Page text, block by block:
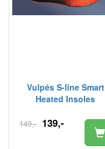
Vulpés S-line Smart
Heated Insoles
149,- 139,-